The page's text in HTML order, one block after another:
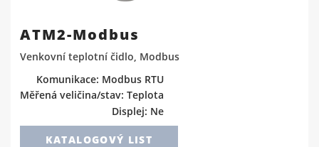
ATM2-Modbus
Venkovní teplotní čidlo, Modbus
Komunikace: Modbus RTU
Měřená veličina/stav: Teplota
Displej: Ne
KATALOGOVÝ LIST